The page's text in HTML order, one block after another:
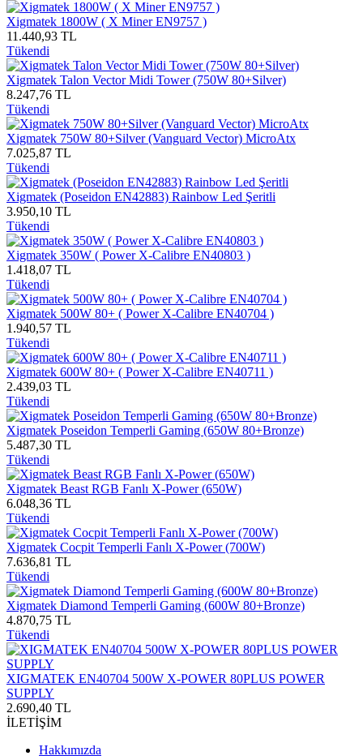
Xigmatek 1800W ( X Miner EN9757 )
11.440,93 TL
Tükendi
Xigmatek Talon Vector Midi Tower (750W 80+Silver)
8.247,76 TL
Tükendi
Xigmatek 750W 80+Silver (Vanguard Vector) MicroAtx
7.025,87 TL
Tükendi
Xigmatek (Poseidon EN42883) Rainbow Led Şeritli
3.950,10 TL
Tükendi
Xigmatek 350W ( Power X-Calibre EN40803 )
1.418,07 TL
Tükendi
Xigmatek 500W 80+ ( Power X-Calibre EN40704 )
1.940,57 TL
Tükendi
Xigmatek 600W 80+ ( Power X-Calibre EN40711 )
2.439,03 TL
Tükendi
Xigmatek Poseidon Temperli Gaming (650W 80+Bronze)
5.487,30 TL
Tükendi
Xigmatek Beast RGB Fanlı X-Power (650W)
6.048,36 TL
Tükendi
Xigmatek Cocpit Temperli Fanlı X-Power (700W)
7.636,81 TL
Tükendi
Xigmatek Diamond Temperli Gaming (600W 80+Bronze)
4.870,75 TL
Tükendi
XIGMATEK EN40704 500W X-POWER 80PLUS POWER
SUPPLY
2.690,40 TL
İLETİŞİM
Hakkımızda